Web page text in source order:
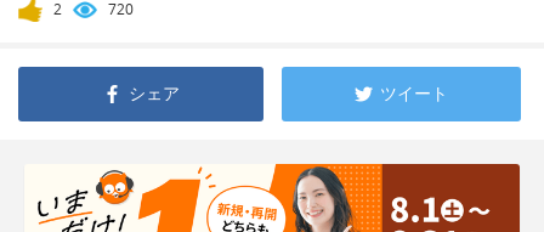
2 720
シェア ツイート